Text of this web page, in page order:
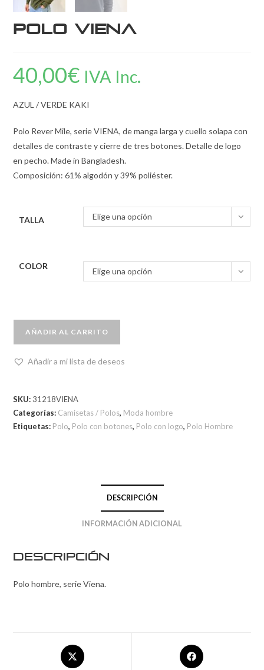
Polo Viena
40,00€ IVA Inc.
AZUL / VERDE KAKI
Polo Rever Mile, serie VIENA, de manga larga y cuello solapa con
detalles de contraste y cierre de tres botones. Detalle de logo
en pecho. Made in Bangladesh.
Composición: 61% algodón y 39% poliéster.
TALLA Elige una opción
COLOR
Elige una opción
AÑADIR AL CARRITO
Añadir a mi lista de deseos
SKU: 31218VIENA
Categorías: Camisetas / Polos, Moda hombre
Etiquetas: Polo, Polo con botones, Polo con logo, Polo Hombre
DESCRIPCIÓN
INFORMACIÓN ADICIONAL
Descripción
Polo hombre, serie Viena.